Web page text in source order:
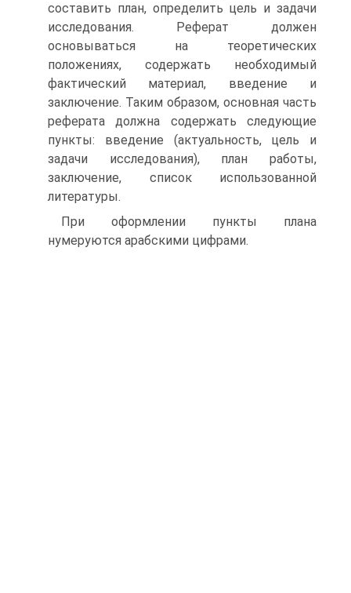
составить план, определить цель и задачи
исследования. Реферат должен
основываться на теоретических
положениях, содержать необходимый
фактический материал, введение и
заключение. Таким образом, основная часть
реферата должна содержать следующие
пункты: введение (актуальность, цель и
задачи исследования), план работы,
заключение, список использованной
литературы.
При оформлении пункты плана
нумеруются арабскими цифрами.